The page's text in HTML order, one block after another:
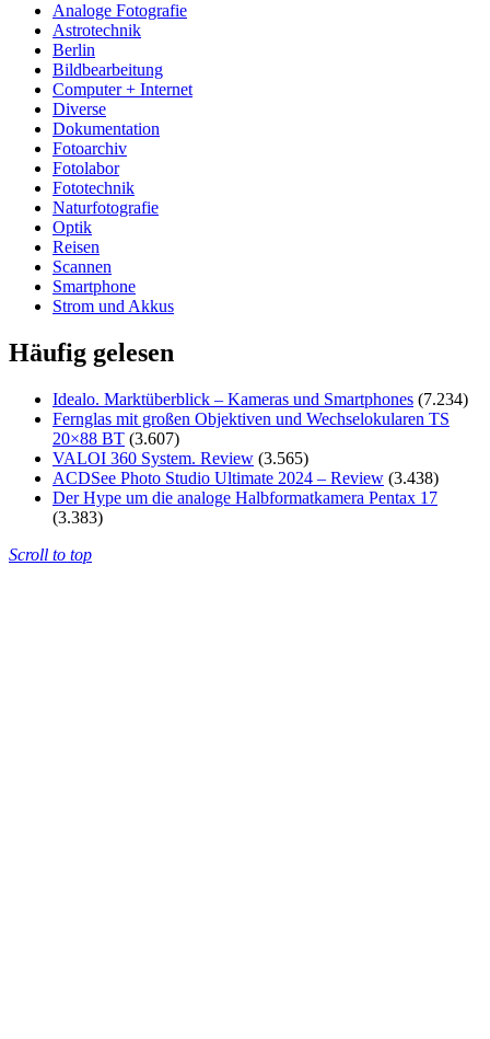
Analoge Fotografie
Astrotechnik
Berlin
Bildbearbeitung
Computer + Internet
Diverse
Dokumentation
Fotoarchiv
Fotolabor
Fototechnik
Naturfotografie
Optik
Reisen
Scannen
Smartphone
Strom und Akkus
Häufig gelesen
Idealo. Marktüberblick – Kameras und Smartphones (7.234)
Fernglas mit großen Objektiven und Wechselokularen TS
20×88 BT (3.607)
VALOI 360 System. Review (3.565)
ACDSee Photo Studio Ultimate 2024 – Review (3.438)
Der Hype um die analoge Halbformatkamera Pentax 17
(3.383)
Scroll to top